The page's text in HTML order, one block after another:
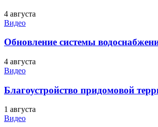
4 августа
Видео
Обновление системы
4 августа
Видео
Благоустройство придомовой
1 августа
Видео